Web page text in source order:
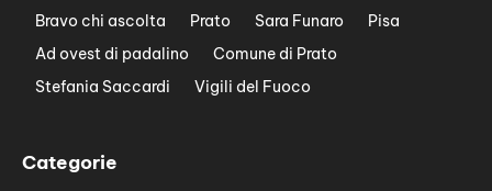
Bravo chi ascolta
Prato Sara Funaro
Pisa
Ad ovest di padalino
Comune di Prato
Stefania Saccardi
Vigili del Fuoco
Categorie